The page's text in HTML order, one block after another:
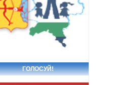
ГОЛОСУЙ!